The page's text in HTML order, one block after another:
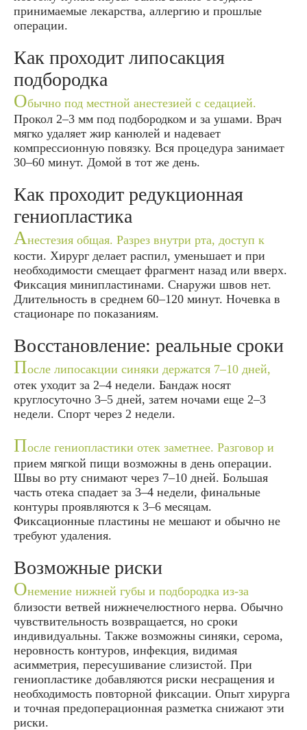
принимаемые лекарства, аллергию и прошлые
операции.
Как проходит липосакция
подбородка
Обычно под местной анестезией с седацией.
Прокол 2–3 мм под подбородком и за ушами. Врач
мягко удаляет жир канюлей и надевает
компрессионную повязку. Вся процедура занимает
30–60 минут. Домой в тот же день.
Как проходит редукционная
гениопластика
Анестезия общая. Разрез внутри рта, доступ к
кости. Хирург делает распил, уменьшает и при
необходимости смещает фрагмент назад или вверх.
Фиксация минипластинами. Снаружи швов нет.
Длительность в среднем 60–120 минут. Ночевка в
стационаре по показаниям.
Восстановление: реальные сроки
После липосакции синяки держатся 7–10 дней,
отек уходит за 2–4 недели. Бандаж носят
круглосуточно 3–5 дней, затем ночами еще 2–3
недели. Спорт через 2 недели.
После гениопластики отек заметнее. Разговор и
прием мягкой пищи возможны в день операции.
Швы во рту снимают через 7–10 дней. Большая
часть отека спадает за 3–4 недели, финальные
контуры проявляются к 3–6 месяцам.
Фиксационные пластины не мешают и обычно не
требуют удаления.
Возможные риски
Онемение нижней губы и подбородка из-за
близости ветвей нижнечелюстного нерва. Обычно
чувствительность возвращается, но сроки
индивидуальны. Также возможны синяки, серома,
неровность контуров, инфекция, видимая
асимметрия, пересушивание слизистой. При
гениопластике добавляются риски несращения и
необходимость повторной фиксации. Опыт хирурга
и точная предоперационная разметка снижают эти
риски.